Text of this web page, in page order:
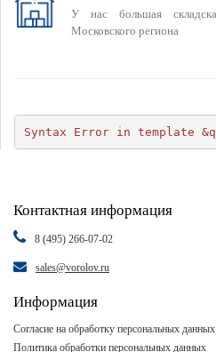
У нас большая
Московского региона
Syntax Error in template
Контактная информация
8 (495) 266-07-02
sales@vorolov.ru
Информация
Согласие на обработку персональных данных
Политика обработки персональных данных